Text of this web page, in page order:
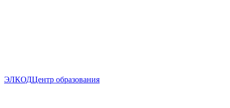
ЭЛКОДЦентр образования